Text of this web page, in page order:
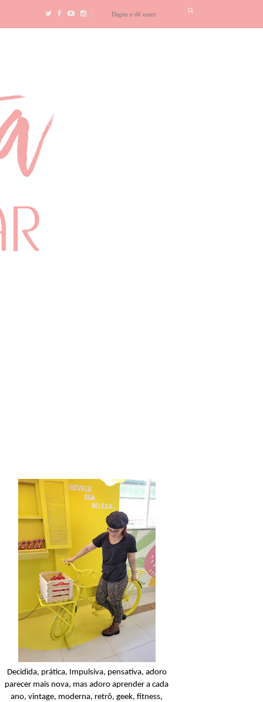
Condicionador
Açucarando: Shampoo
Condicionador Novex
Decidida, prática, Impulsiva, pensativa, adoro
parecer mais nova, mas adoro aprender a cada
ano, vintage, moderna, retrô, geek, fitness,